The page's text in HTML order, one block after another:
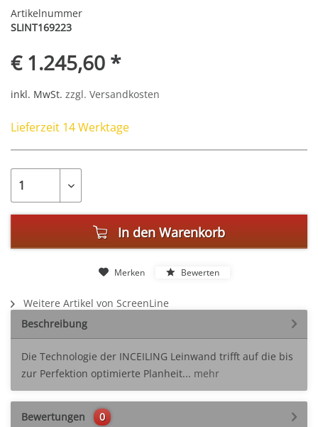
Artikelnummer
SLINT169223
€ 1.245,60 *
inkl. MwSt. zzgl. Versandkosten
Lieferzeit 14 Werktage
In den Warenkorb
Merken Bewerten
Weitere Artikel von ScreenLine
Beschreibung
Die Technologie der INCEILING Leinwand trifft auf die bis
zur Perfektion optimierte Planheit... mehr
Bewertungen 0